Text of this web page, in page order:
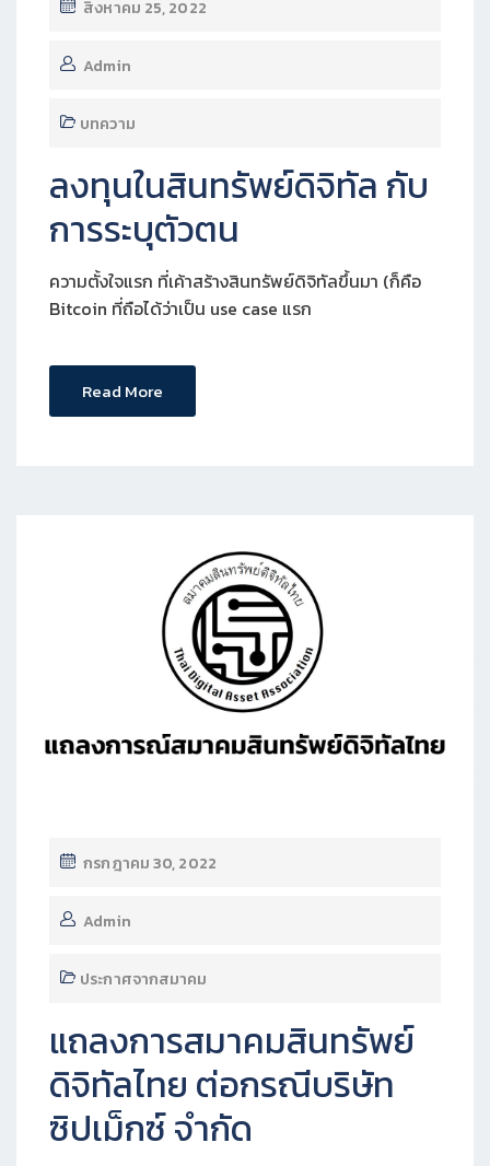
สิงหาคม 25, 2022
Admin
บทความ
ลงทุนในสินทรัพย์ดิจิทัล กับ
การระบุตัวตน
ความตั้งใจแรก ที่เค้าสร้างสินทรัพย์ดิจิทัลขึ้นมา (ก็คือ
Bitcoin ที่ถือได้ว่าเป็น use case แรก
Read More
กรกฎาคม 30, 2022
Admin
ประกาศจากสมาคม
แถลงการสมาคมสินทรัพย์
ดิจิทัลไทย ต่อกรณีบริษัท
ซิปเม็กซ์ จำกัด